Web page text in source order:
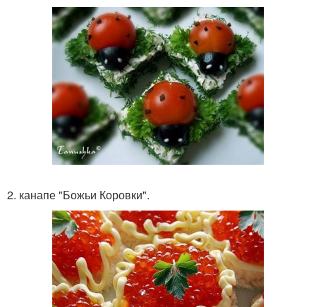
2. канапе "Божьи Коровки".